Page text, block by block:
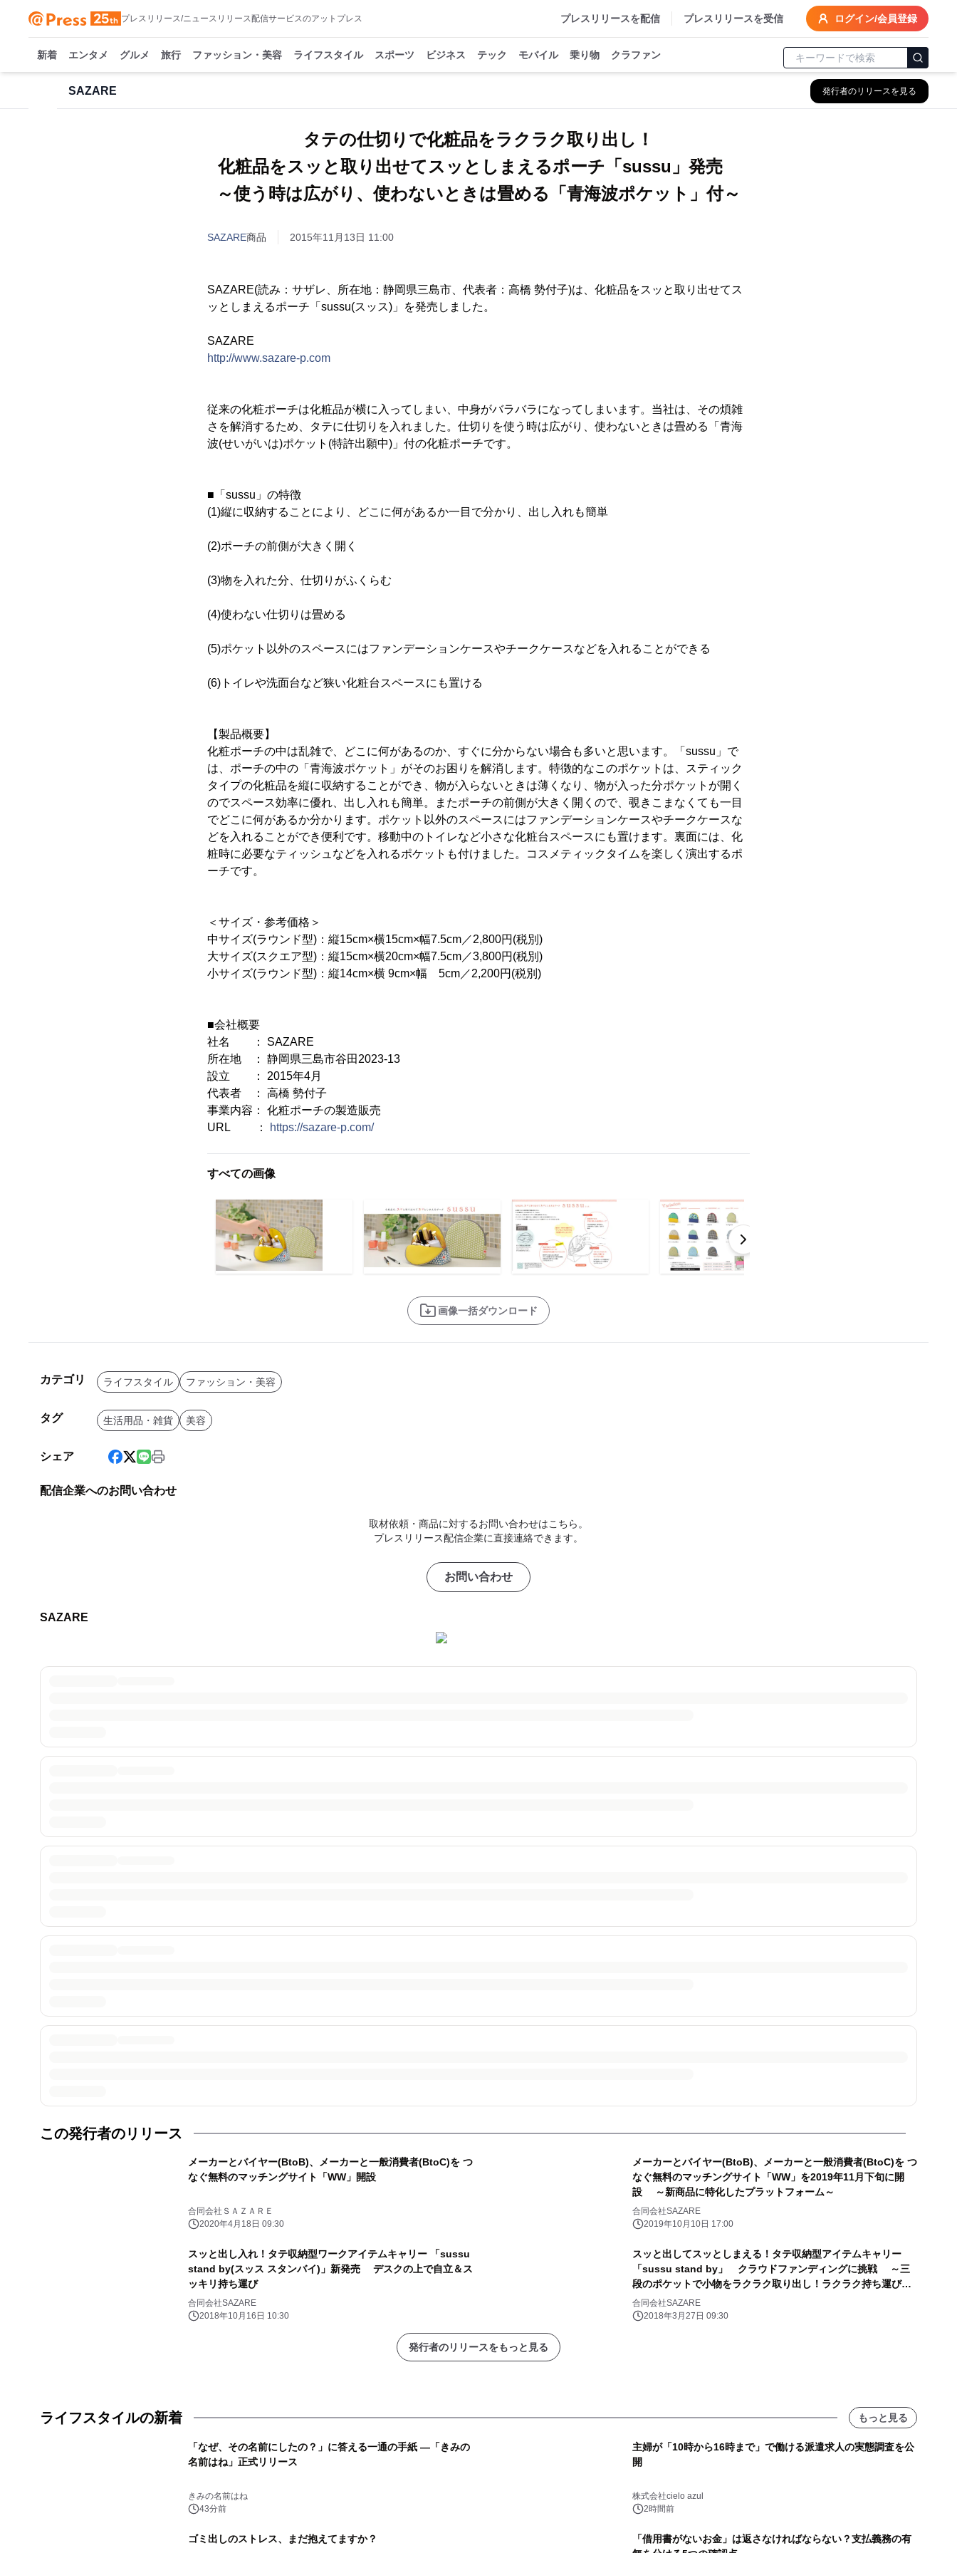
プレスリリース/ニュースリリース配信サービスのアットプレス プレスリリースを配信 プレスリリースを受信 ログイン/会員登録
新着 エンタメ グルメ 旅行 ファッション・美容 ライフスタイル スポーツ ビジネス テック モバイル 乗り物 クラファン
SAZARE 発行者のリリースを見る
タテの仕切りで化粧品をラクラク取り出し！
化粧品をスッと取り出せてスッとしまえるポーチ「sussu」発売
～使う時は広がり、使わないときは畳める「青海波ポケット」付～
SAZARE商品 2015年11月13日 11:00
SAZARE(読み：サザレ、所在地：静岡県三島市、代表者：高橋 勢付子)は、化粧品をスッと取り出せてス
ッとしまえるポーチ「sussu(スッス)」を発売しました。
SAZARE
http://www.sazare-p.com
従来の化粧ポーチは化粧品が横に入ってしまい、中身がバラバラになってしまいます。当社は、その煩雑
さを解消するため、タテに仕切りを入れました。仕切りを使う時は広がり、使わないときは畳める「青海
波(せいがいは)ポケット(特許出願中)」付の化粧ポーチです。
■「sussu」の特徴
(1)縦に収納することにより、どこに何があるか一目で分かり、出し入れも簡単
(2)ポーチの前側が大きく開く
(3)物を入れた分、仕切りがふくらむ
(4)使わない仕切りは畳める
(5)ポケット以外のスペースにはファンデーションケースやチークケースなどを入れることができる
(6)トイレや洗面台など狭い化粧台スペースにも置ける
【製品概要】
化粧ポーチの中は乱雑で、どこに何があるのか、すぐに分からない場合も多いと思います。「sussu」で
は、ポーチの中の「青海波ポケット」がそのお困りを解消します。特徴的なこのポケットは、スティック
タイプの化粧品を縦に収納することができ、物が入らないときは薄くなり、物が入った分ポケットが開く
のでスペース効率に優れ、出し入れも簡単。またポーチの前側が大きく開くので、覗きこまなくても一目
でどこに何があるか分かります。ポケット以外のスペースにはファンデーションケースやチークケースな
どを入れることができ便利です。移動中のトイレなど小さな化粧台スペースにも置けます。裏面には、化
粧時に必要なティッシュなどを入れるポケットも付けました。コスメティックタイムを楽しく演出するポ
ーチです。
＜サイズ・参考価格＞
中サイズ(ラウンド型)：縦15cm×横15cm×幅7.5cm／2,800円(税別)
大サイズ(スクエア型)：縦15cm×横20cm×幅7.5cm／3,800円(税別)
小サイズ(ラウンド型)：縦14cm×横 9cm×幅 5cm／2,200円(税別)
■会社概要
社名 ： SAZARE
所在地 ： 静岡県三島市谷田2023-13
設立 ： 2015年4月
代表者 ： 高橋 勢付子
事業内容： 化粧ポーチの製造販売
URL ：
https://sazare-p.com/
すべての画像
画像一括ダウンロード
カテゴリ ライフスタイル ファッション・美容
タグ 生活用品・雑貨 美容
シェア
配信企業へのお問い合わせ
取材依頼・商品に対するお問い合わせはこちら。
プレスリリース配信企業に直接連絡できます。
お問い合わせ
SAZARE
この発行者のリリース
メーカーとバイヤー(BtoB)、メーカーと一般消費者(BtoC)を つ
なぐ無料のマッチングサイト「WW」開設
合同会社ＳＡＺＡＲＥ
2020年4月18日 09:30
メーカーとバイヤー(BtoB)、メーカーと一般消費者(BtoC)を つ
なぐ無料のマッチングサイト「WW」を2019年11月下旬に開
設 ～新商品に特化したプラットフォーム～
合同会社SAZARE
2019年10月10日 17:00
スッと出し入れ！タテ収納型ワークアイテムキャリー 「sussu
stand by(スッス スタンバイ)」新発売 デスクの上で自立＆ス
ッキリ持ち運び
合同会社SAZARE
2018年10月16日 10:30
スッと出してスッとしまえる！タテ収納型アイテムキャリー
「sussu stand by」 クラウドファンディングに挑戦 ～三
段のポケットで小物をラクラク取り出し！ラクラク持ち運び！
～
合同会社SAZARE
2018年3月27日 09:30
発行者のリリースをもっと見る
ライフスタイルの新着 もっと見る
「なぜ、その名前にしたの？」に答える一通の手紙 ―「きみの
名前はね」正式リリース
きみの名前はね
43分前
主婦が「10時から16時まで」で働ける派遣求人の実態調査を公
開
株式会社cielo azul
2時間前
ゴミ出しのストレス、まだ抱えてますか？
「借用書がないお金」は返さなければならない？支払義務の有